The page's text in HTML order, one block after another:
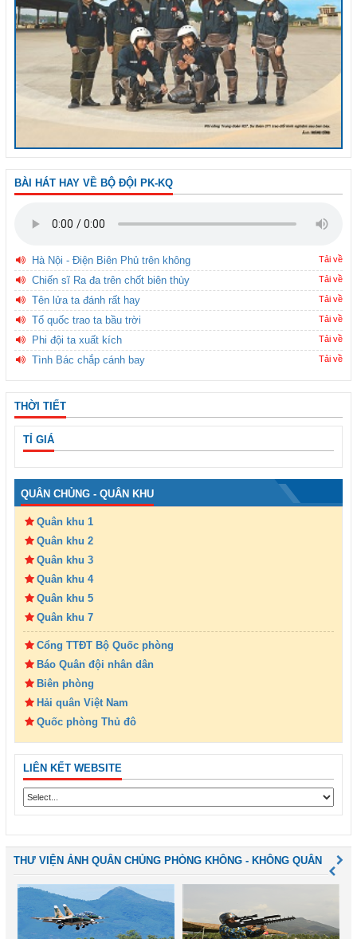
BÀI HÁT HAY VỀ BỘ ĐỘI PK-KQ
Hà Nội - Điện Biên Phủ trên không Tải về
Chiến sĩ Ra đa trên chốt biên thùy Tải về
Tên lửa ta đánh rất hay Tải về
Tổ quốc trao ta bầu trời Tải về
Phi đội ta xuất kích Tải về
Tình Bác chắp cánh bay Tải về
THỜI TIẾT
TỈ GIÁ
QUÂN CHỦNG - QUÂN KHU
Quân khu 1
Quân khu 2
Quân khu 3
Quân khu 4
Quân khu 5
Quân khu 7
Cổng TTĐT Bộ Quốc phòng
Báo Quân đội nhân dân
Biên phòng
Hải quân Việt Nam
Quốc phòng Thủ đô
LIÊN KẾT WEBSITE
THƯ VIỆN ẢNH QUÂN CHỦNG PHÒNG KHÔNG - KHÔNG QUÂN